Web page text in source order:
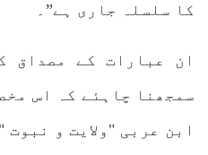
کا سلسلہ جاری ہے”۔
ان عبارات کے مصداق
سمجھنا چاہئے کہ اس
ابن عربی "ولایت و